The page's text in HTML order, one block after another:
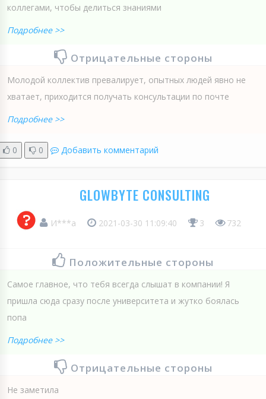
коллегами, чтобы делиться знаниями
Подробнее >>
Отрицательные стороны
Молодой коллектив превалирует, опытных людей явно не
хватает, приходится получать консультации по почте
Подробнее >>
0 0 Добавить комментарий
GLOWBYTE CONSULTING
И***а 2021-03-30 11:09:40 3 732
Положительные стороны
Самое главное, что тебя всегда слышат в компании! Я
пришла сюда сразу после университета и жутко боялась
попа
Подробнее >>
Отрицательные стороны
Не заметила